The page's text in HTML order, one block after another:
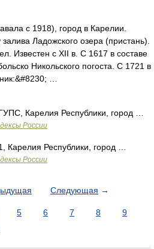
с 1918), город в Карелии.
Ладожского озера (пристань).
Известен с XII в. С 1617 в составе
Никольского погоста. С 1721 в
…
Карелия Республики, город …
России
Карелия Республики, город …
России
Следующая →
5 6 7 8
9